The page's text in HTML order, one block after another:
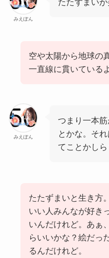
みえぽん
たたずまい
空や太陽から地球の
一直線に貫いている
みえぽん
つまり一本
とかな。そ
てことかしら
たたずまいと生き方
いい人みんなが好き
いんだけれど。あぁ
らいいかな？絵だっ
るんだけれど。